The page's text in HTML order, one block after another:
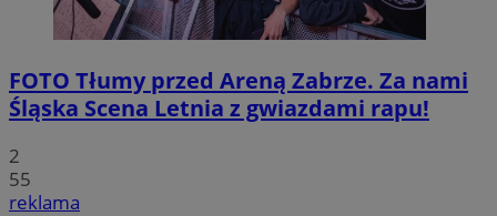
FOTO Tłumy przed Areną Zabrze. Za nami
Śląska Scena Letnia z gwiazdami rapu!
2
55
reklama